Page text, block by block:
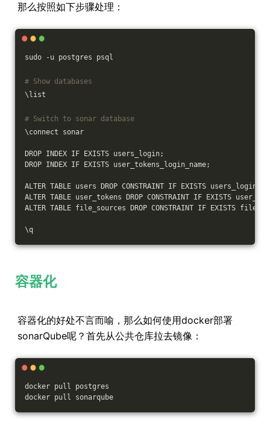
那么按照如下步骤处理：
sudo -u postgres psql
# Show databases
\list
# Switch to sonar database
\connect sonar
DROP INDEX IF EXISTS users_login;
DROP INDEX IF EXISTS user_tokens_login_name;
ALTER TABLE users DROP CONSTRAINT IF EXISTS users_login;
ALTER TABLE user_tokens DROP CONSTRAINT IF EXISTS
ALTER TABLE file_sources DROP CONSTRAINT IF EXISTS
\q
容器化
容器化的好处不言而喻，那么如何使用docker部署
sonarQube呢？首先从公共仓库拉去镜像：
docker pull postgres
docker pull sonarqube